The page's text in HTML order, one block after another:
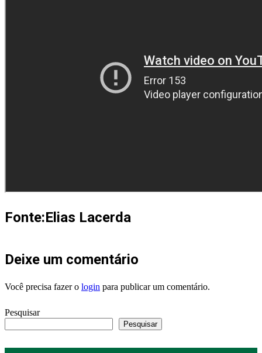
Fonte:Elias Lacerda
Deixe um comentário
Você precisa fazer o login para publicar um comentário.
Pesquisar
Pesquisar